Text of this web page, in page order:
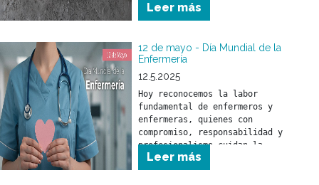
Leer más
12 de mayo - Día Mundial de la
Enfermería
12.5.2025
Hoy reconocemos la labor
fundamental de enfermeros y
enfermeras, quienes con
compromiso, responsabilidad y
profesionalismo cuidan la
salud de nuestra comunidad.
Leer más